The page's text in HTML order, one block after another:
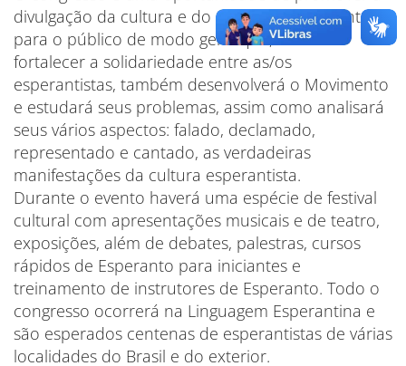
divulgação da cultura e do ensino do Esperanto
para o público de modo geral que, além de
fortalecer a solidariedade entre as/os
esperantistas, também desenvolverá o Movimento
e estudará seus problemas, assim como analisará
seus vários aspectos: falado, declamado,
representado e cantado, as verdadeiras
manifestações da cultura esperantista.
Durante o evento haverá uma espécie de festival
cultural com apresentações musicais e de teatro,
exposições, além de debates, palestras, cursos
rápidos de Esperanto para iniciantes e
treinamento de instrutores de Esperanto. Todo o
congresso ocorrerá na Linguagem Esperantina e
são esperados centenas de esperantistas de várias
localidades do Brasil e do exterior.